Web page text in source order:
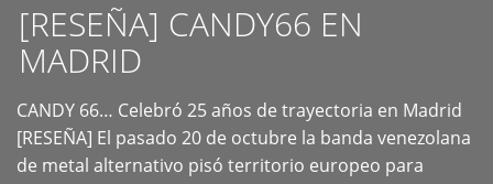
[RESEÑA] CANDY66 EN
MADRID
CANDY 66… Celebró 25 años de trayectoria en Madrid
[RESEÑA] El pasado 20 de octubre la banda venezolana
de metal alternativo pisó territorio europeo para